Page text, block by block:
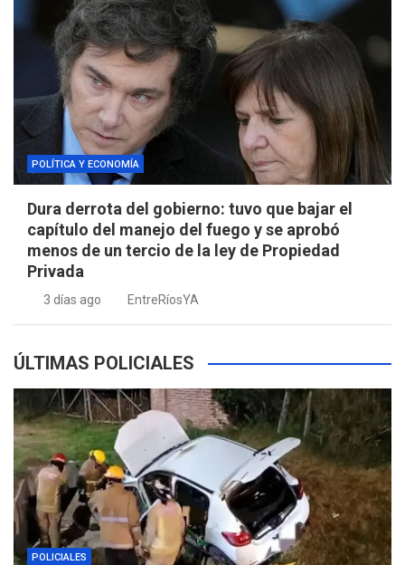
POLÍTICA Y ECONOMÍA
Dura derrota del gobierno: tuvo que bajar el
capítulo del manejo del fuego y se aprobó
menos de un tercio de la ley de Propiedad
Privada
3 días ago EntreRíosYA
ÚLTIMAS POLICIALES
POLICIALES